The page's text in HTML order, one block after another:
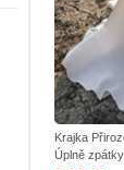
Krajka
Úplně